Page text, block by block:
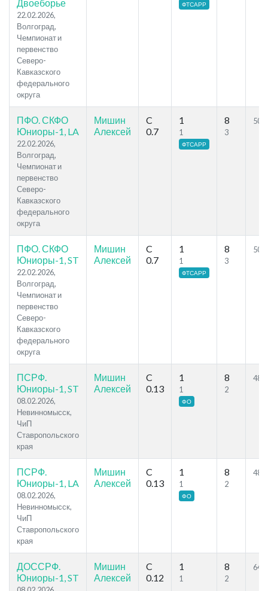
Двоеборье
22.02.2026,
Волгоград,
Чемпионат и
первенство
Северо-
Кавказского
федерального
округа
ФТСАРР
ПФО. СКФО
Юниоры-1, LA
22.02.2026,
Волгоград,
Чемпионат и
первенство
Северо-
Кавказского
федерального
округа
Мишин
Алексей
C
0.7
1
1
ФТСАРР
8
3
ПФО. СКФО
Юниоры-1, ST
22.02.2026,
Волгоград,
Чемпионат и
первенство
Северо-
Кавказского
федерального
округа
Мишин
Алексей
C
0.7
1
1
ФТСАРР
8
3
ПСРФ.
Юниоры-1, ST
08.02.2026,
Невинномысск,
ЧиП
Ставропольского
края
Мишин
Алексей
C
0.13
1
1
ФО
8
2
ПСРФ.
Юниоры-1, LA
08.02.2026,
Невинномысск,
ЧиП
Ставропольского
края
Мишин
Алексей
C
0.13
1
1
ФО
8
2
ДОССРФ.
Юниоры-1, ST
Мишин
Алексей
C
0.12
1
1
8
2